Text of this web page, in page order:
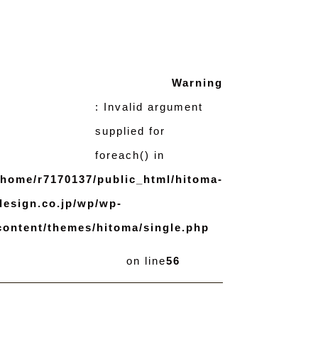
Warning
: Invalid argument
supplied for
foreach() in
r7170137/public_html/hitoma-
wp/wp-
themes/hitoma/single.php
on line56